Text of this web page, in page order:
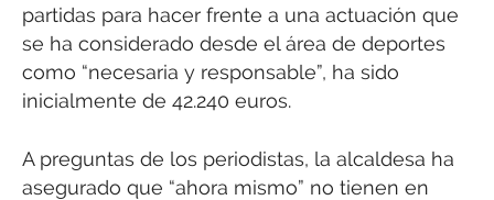
partidas para hacer frente a una actuación que
se ha considerado desde el área de deportes
como “necesaria y responsable”, ha sido
inicialmente de 42.240 euros.
A preguntas de los periodistas, la alcaldesa ha
asegurado que “ahora mismo” no tienen en